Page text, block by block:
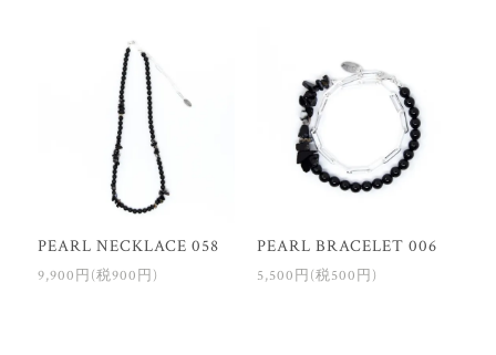
PEARL NECKLACE 058
9,900円(税900円)
PEARL BRACELET 006
5,500円(税500円)